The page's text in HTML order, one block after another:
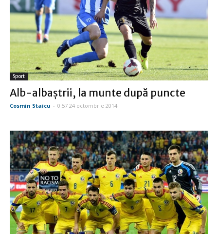
Sport
Alb-albaştrii, la munte după puncte
Cosmin Staicu - 0:57 24 octombrie 2014